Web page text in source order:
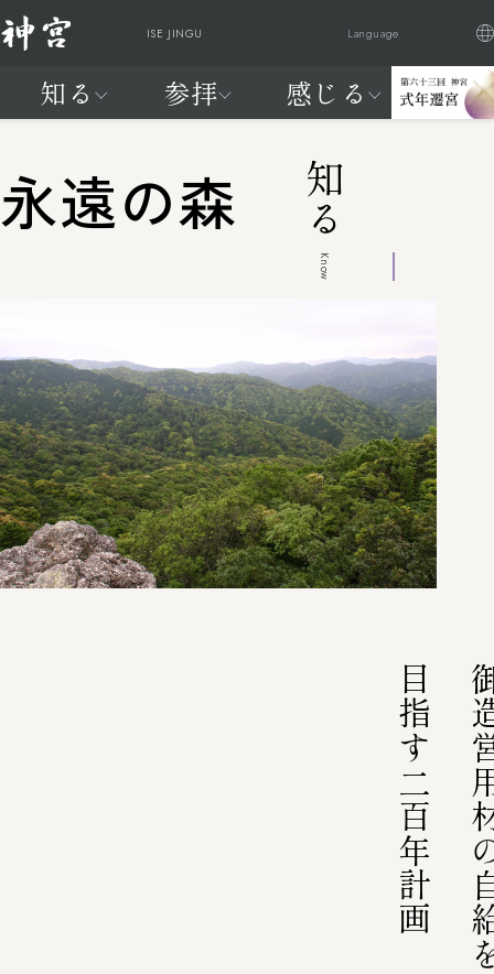
ISE JINGU Language
日本語 English Française繁體中文
知る
知る
典
と
催
し
る
編
よく見られているページ
皇大神宮（内宮）
参拝
参拝
アク
セス
よく見られているページ
交通アクセス
感じる
感じる
神宮の自
FEEL
宮へお遷りいただく
わが国最大のお祭りが始まり
第63回神宮式年遷宮
トップ
式年遷宮とは
知る
Know
永遠の森
御造
目指す二百年計画